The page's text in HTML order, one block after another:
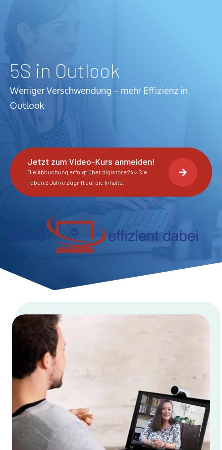
5S in Outlook
Weniger Verschwendung – mehr Effizienz in
Outlook
Jetzt zum Video-Kurs anmelden!
Die Abbuchung erfolgt über digistore24 > Sie
haben 2 Jahre Zugriff auf die Inhalte.